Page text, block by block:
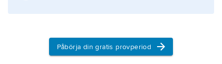
Information om artikeln
Påbörja din gratis provperiod